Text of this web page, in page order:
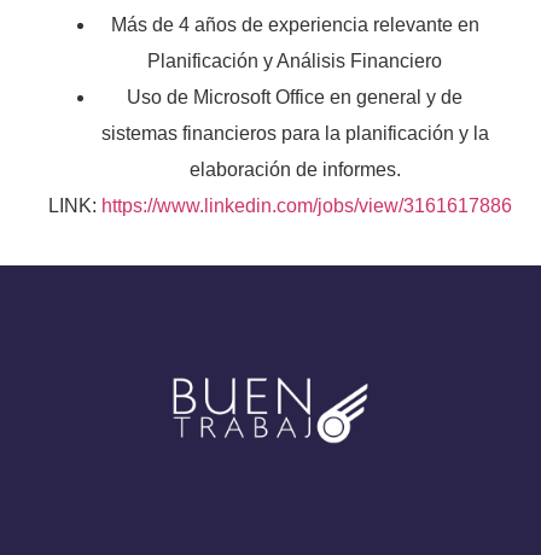
Más de 4 años de experiencia relevante en
Planificación y Análisis Financiero
Uso de Microsoft Office en general y de
sistemas financieros para la planificación y la
elaboración de informes.
LINK: https://www.linkedin.com/jobs/view/3161617886